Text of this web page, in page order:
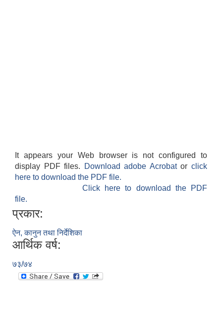
It appears your Web browser is not configured to
display PDF files.
Download adobe Acrobatorclick
here to download the PDF file.
Click here to download the PDF
file.
प्रकार:
ऐन, कानुन तथा निर्देशिका
आर्थिक वर्ष:
७३/७४